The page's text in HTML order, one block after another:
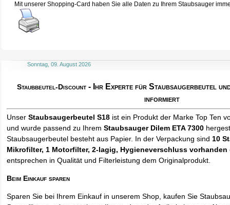
Mit unserer Shopping-Card haben Sie alle Daten zu Ihrem Staubsauger
Sonntag, 09. August 2026
Staubbeutel-Discount - Ihr Experte für Staubsaugerbeutel
informiert
UnserStaubsaugerbeutel S18 ist ein Produkt der Marke Top Ten
und wurde passend zu IhremStaubsauger Dilem ETA 7300
Staubsaugerbeutel besteht aus Papier. In der Verpackung sind10
Mikrofilter, 1 Motorfilter, 2-lagig, Hygieneverschluss vorhanden
entsprechen in Qualität und Filterleistung dem Originalprodukt.
Beim Einkauf sparen
Sparen Sie bei Ihrem Einkauf in unserem Shop, kaufen Sie